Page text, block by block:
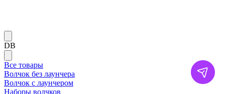
DB
Все товары
Волчок без лаунчера
Волчок с лаунчером
Наборы волчков